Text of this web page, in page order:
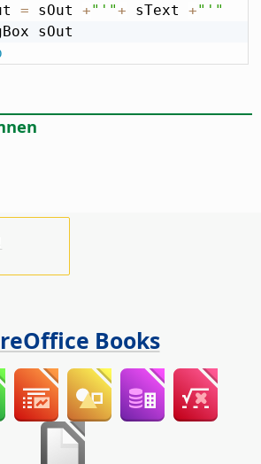
= sOut +"'"+ sText +"'"
Books